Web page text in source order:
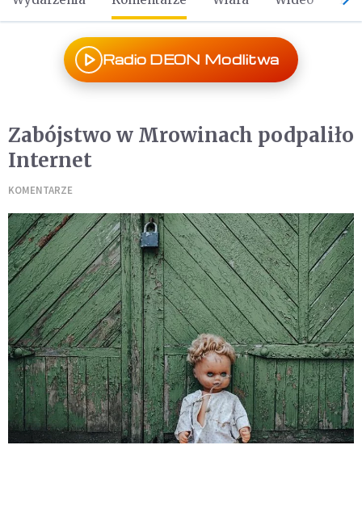
Radio DEON Modlitwa
Zabójstwo w Mrowinach podpaliło
Internet
KOMENTARZE